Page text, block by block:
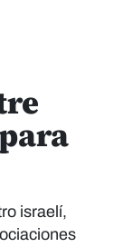
israelí,